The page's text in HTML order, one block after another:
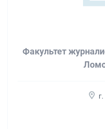
Факультет